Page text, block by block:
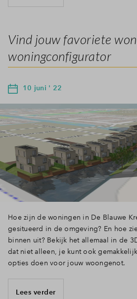
Vind jouw favoriete
woningconfigurator
10 juni ' 22
Hoe zijn de woningen in De Blauwe
gesitueerd in de omgeving? En hoe
binnen uit? Bekijk het allemaal in de
dat niet alleen, je kunt ook
opties doen voor jouw woongenot.
Lees verder